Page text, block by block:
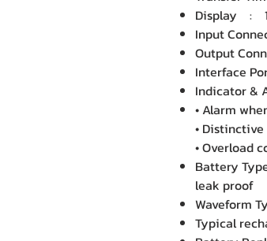
Display : 1
Input
Output
Interface
Indicator &
• Alarm
•
• Overload
Battery
leak proof
Waveform
Typical